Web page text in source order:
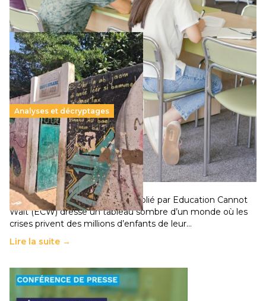
Lire la suite →
Analyses et décryptages
258 millions d’enfants victimes de la guerre, des
chocs climatiques et des déplacements de
population
11 juillet 2026- National
Un nouveau rapport mondial publié par Education Cannot
Wait (ECW) dresse un tableau sombre d’un monde où les
crises privent des millions d’enfants de leur…
Lire la suite →